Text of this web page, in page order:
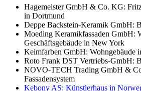
Hagemeister GmbH & Co. KG:
in Dortmund
Deppe Backstein-Keramik GmbH:
Moeding Keramikfassaden GmbH:
Geschäftsgebäude in New York
Keimfarben GmbH: Wohngebäude
Roto Frank DST Vertriebs-GmbH:
NOVO-TECH Trading GmbH &
Fassadensystem
Kebony AS: Künstlerhaus in